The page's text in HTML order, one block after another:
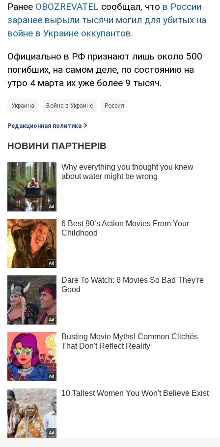
Ранее OBOZREVATEL сообщал, что в России
заранее вырыли тысячи могил для убитых на
войне в Украине оккупантов.
Официально в РФ признают лишь около 500
погибших, на самом деле, по состоянию на
утро 4 марта их уже более 9 тысяч.
Украина Война в Украине Россия
Редакционная политика